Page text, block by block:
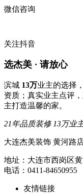
微信咨询
关注抖音
选杰美 · 请放心
滨城 13万业主的选择
资质；真实业主点评
主打造温馨的家。
21年品质装修 13万业
大连杰美装饰 黄河路
地址：大连市西岗区黄
电话：0411-84650955
友情链接